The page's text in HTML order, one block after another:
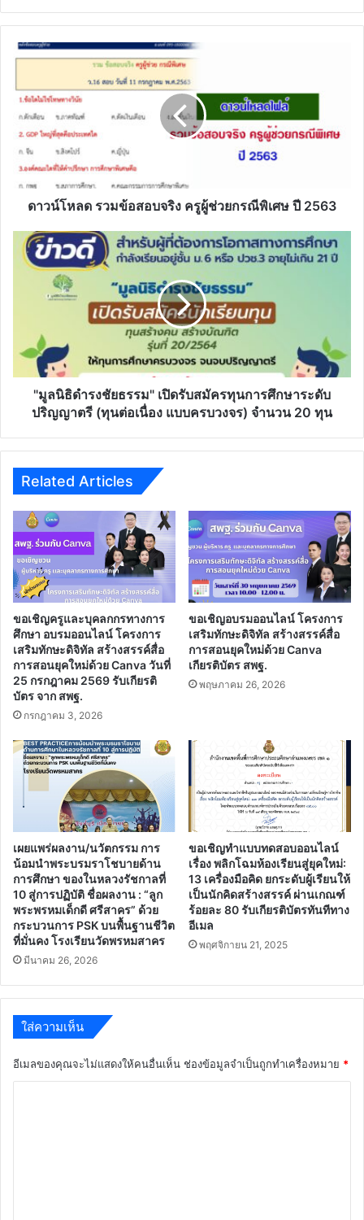
ดาวน์โหลด
จริง
ครู
ช่วย
กรณี
พิเศษ
ดาวน์โหลด รวมข้อสอบจริง ครูผู้ช่วยกรณีพิเศษ ปี 2563
"มูลนิธิ
ดำรง
สมัคร
ทุน
การ
ศึกษา
ระดับ
ต่อ
เนื่อง
แบบ
ครบ
วงจร)
จำนวน
20
ทุน
"มูลนิธิดำรงชัยธรรม" เปิดรับสมัครทุนการศึกษาระดับ
ปริญญาตรี (ทุนต่อเนื่อง แบบครบวงจร) จำนวน 20 ทุน
Related Articles
ขอเชิญครูและบุคลกกรทางการ
ศึกษา อบรมออนไลน์ โครงการ
เสริมทักษะดิจิทัล สร้างสรรค์สื่อ
การสอนยุคใหม่ด้วย Canva วันที่
25 กรกฎาคม 2569 รับเกียรติ
บัตร จาก สพฐ.
กรกฎาคม 3, 2026
ขอเชิญอบรมออนไลน์ โครงการ
เสริมทักษะดิจิทัล สร้างสรรค์สื่อ
การสอนยุคใหม่ด้วย Canva
เกียรติบัตร สพฐ.
พฤษภาคม 26, 2026
เผยแพร่ผลงาน/นวัตกรรม การ
น้อมนำพระบรมราโชบายด้าน
การศึกษา ของในหลวงรัชกาลที่
10 สู่การปฏิบัติ ชื่อผลงาน : “ลูก
พระพรหมเด็กดี ศรีสาคร” ด้วย
กระบวนการ PSK บนพื้นฐานชีวิต
ที่มั่นคง โรงเรียนวัดพรหมสาคร
มีนาคม 26, 2026
ขอเชิญทำแบบทดสอบออนไลน์
เรื่อง พลิกโฉมห้องเรียนสู่ยุคใหม่:
13 เครื่องมือคิด ยกระดับผู้เรียนให้
เป็นนักคิดสร้างสรรค์ ผ่านเกณฑ์
ร้อยละ 80 รับเกียรติบัตรทันทีทาง
อีเมล
พฤศจิกายน 21, 2025
ใส่ความเห็น
อีเมลของคุณจะไม่แสดงให้คนอื่นเห็น ช่องข้อมูลจำเป็นถูกทำเครื่องหมาย *